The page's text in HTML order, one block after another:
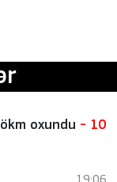
oxundu - 10